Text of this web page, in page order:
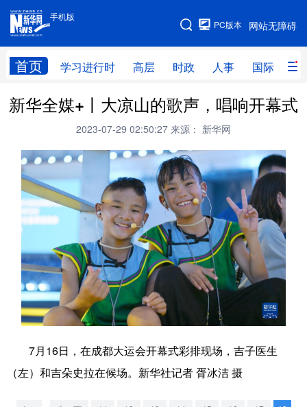
手机版
网站无障碍
PC版本
首页 学习进行时 高层 时政 人事 国际 财
手机版
网站地图
学习进行时 高层 时政 人事
财经 网评
台湾 思客智库 全球连线 教育
科技 科创 量子 体育
文化 书画 健康 军事
访谈 视频 图片 政务
法律 中央文件 金融 汽车
食品 人居 数字经济
新华全媒+丨大凉山的歌声，唱响开幕式
2023-07-29 02:50:27 来源： 新华网
7月16日，在成都大运会开幕式彩排现场，吉子医生
（左）和吉朵史拉在候场。新华社记者 胥冰洁 摄